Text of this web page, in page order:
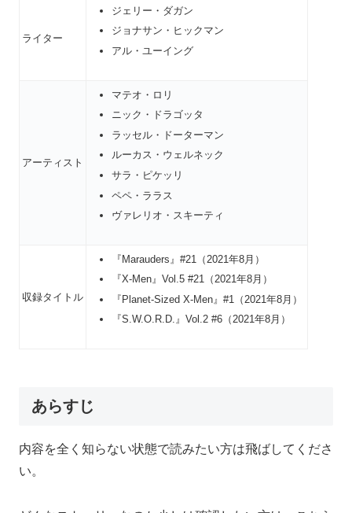
ライター
ジェリー・ダガン
ジョナサン・ヒックマン
アル・ユーイング
アーティスト
マテオ・ロリ
ニック・ドラゴッタ
ラッセル・ドーターマン
ルーカス・ウェルネック
サラ・ピケッリ
ペペ・ララス
ヴァレリオ・スキーティ
収録タイトル
『Marauders』#21（2021年8月）
『X-Men』Vol.5 #21（2021年8月）
『Planet-Sized X-Men』#1（2021年8月）
『S.W.O.R.D.』Vol.2 #6（2021年8月）
あらすじ
内容を全く知らない状態で読みたい方は飛ばしてくださ
い。